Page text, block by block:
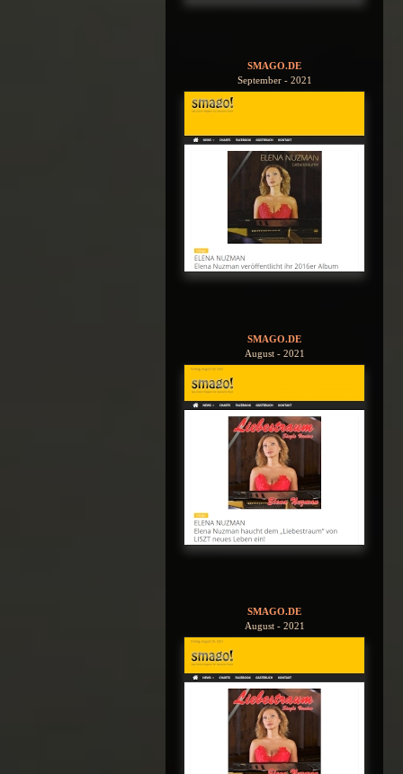
SMAGO.DE
September - 2021
SMAGO.DE
August - 2021
SMAGO.DE
August - 2021